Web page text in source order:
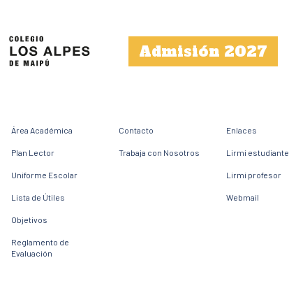
Admisión 2027
Área Académica
Plan Lector
Uniforme Escolar
Lista de Útiles
Objetivos
Reglamento de
Evaluación
Contacto
Trabaja con Nosotros
Enlaces
Lirmi estudiante
Lirmi profesor
Webmail